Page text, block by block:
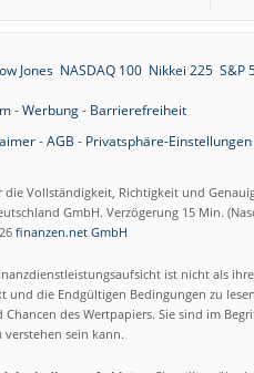
Jones NASDAQ 100 Nikkei 225 S&P
-Werbung- Barrierefreiheit
-AGB - Privatsphäre-Einstellungen
Vollständigkeit, Richtigkeit und
GmbH. Verzögerung 15 Min.
finanzen.net GmbH
ist nicht als
die Endgültigen Bedingungen zu
des Wertpapiers. Sie sind im
verstehen sein kann.